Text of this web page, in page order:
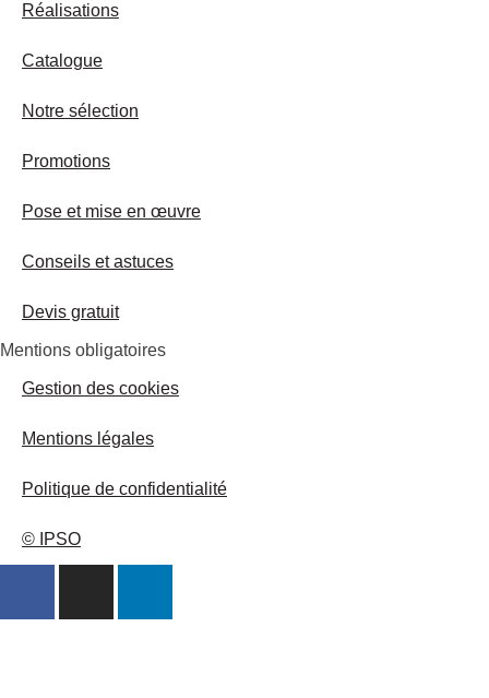
Réalisations
Catalogue
Notre sélection
Promotions
Pose et mise en œuvre
Conseils et astuces
Devis gratuit
Mentions obligatoires
Gestion des cookies
Mentions légales
Politique de confidentialité
© IPSO